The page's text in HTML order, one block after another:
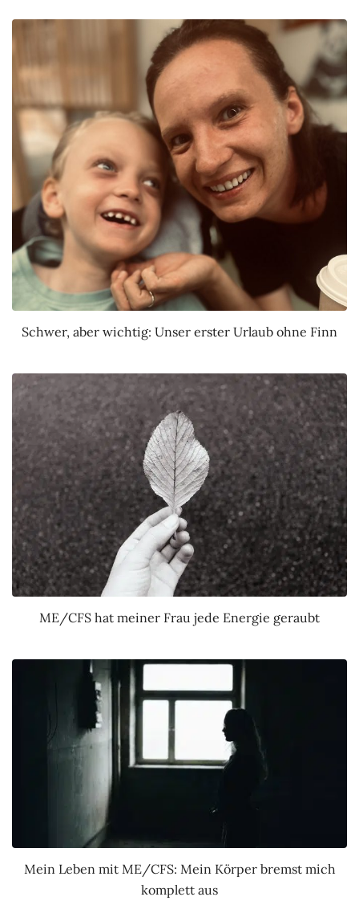
Schwer, aber wichtig: Unser erster Urlaub ohne Finn
ME/CFS hat meiner Frau jede Energie geraubt
Mein Leben mit ME/CFS: Mein Körper bremst mich
komplett aus